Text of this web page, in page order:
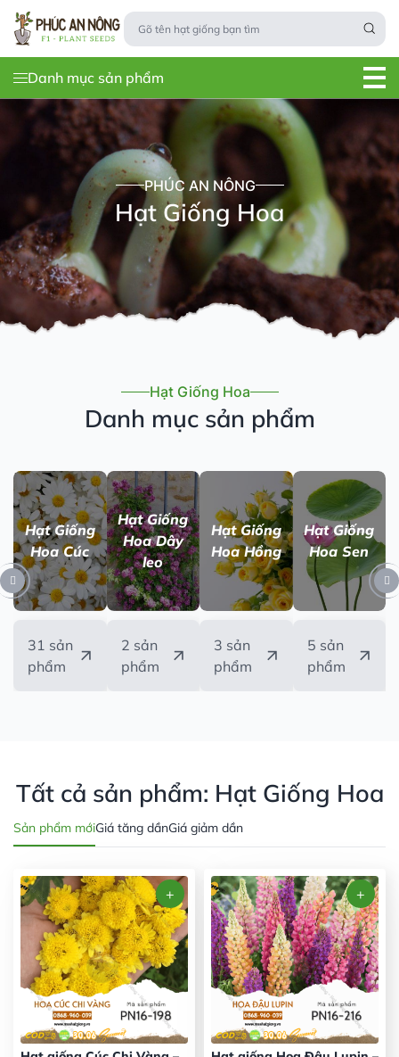
Danh mục sản phẩm
PHÚC AN NÔNG
Hạt Giống Hoa
Hạt Giống Hoa
Danh mục sản phẩm
Hạt Giống
Hoa Cúc
31 sản
phẩm
Hạt Giống
Hoa Dây
leo
2 sản
phẩm
Hạt Giống
Hoa Hồng
3 sản
phẩm
Hạt Giống
Hoa Sen
5 sản
phẩm
Tất cả sản phẩm: Hạt Giống Hoa
Sản phẩm mớiGiá tăng dầnGiá giảm dần